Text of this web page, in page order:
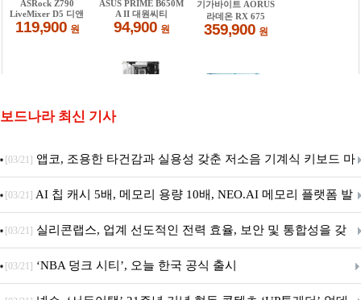
보드나라 최신 기사
[03/21] 앱코, 조용한 타건감과 실용성 갖춘 저소음 기계식 키보드 마
우스 세트 'KM580' 출시
[03/21] AI 칩 캐시 5배, 메모리 용량 10배, NEO.AI 메모리 플랫폼 발
표
[03/21] 실리콘랩스, 업계 선도적인 전력 효율, 보안 및 통합성을 갖
춘 초저전력 블루투스 LE SoC ‘BG2B’ 공개
[03/21] ‘NBA 덩크 시티’, 오늘 한국 공식 출시